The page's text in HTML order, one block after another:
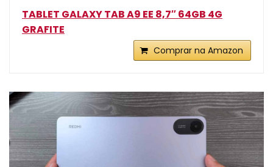
TABLET GALAXY TAB A9 EE 8,7″ 64GB 4G
GRAFITE
Comprar na Amazon